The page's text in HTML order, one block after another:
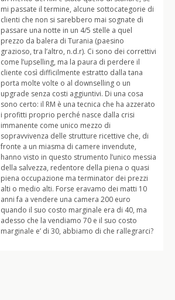
mi passate il termine, alcune sottocategorie di
clienti che non si sarebbero mai sognate di
passare una notte in un 4/5 stelle a quel
prezzo da balera di Turania (paesino
grazioso, tra l’altro, n.d.r). Ci sono dei correttivi
come l’upselling, ma la paura di perdere il
cliente così difficilmente estratto dalla tana
porta molte volte o al downselling o un
upgrade senza costi aggiuntivi. Di una cosa
sono certo: il RM è una tecnica che ha azzerato
i profitti proprio perché nasce dalla crisi
immanente come unico mezzo di
sopravvivenza delle strutture ricettive che, di
fronte a un miasma di camere invendute,
hanno visto in questo strumento l’unico messia
della salvezza, redentore della piena o quasi
piena occupazione ma terminator dei prezzi
alti o medio alti. Forse eravamo dei matti 10
anni fa a vendere una camera 200 euro
quando il suo costo marginale era di 40, ma
adesso che la vendiamo 70 e il suo costo
marginale e’ di 30, abbiamo di che rallegrarci?